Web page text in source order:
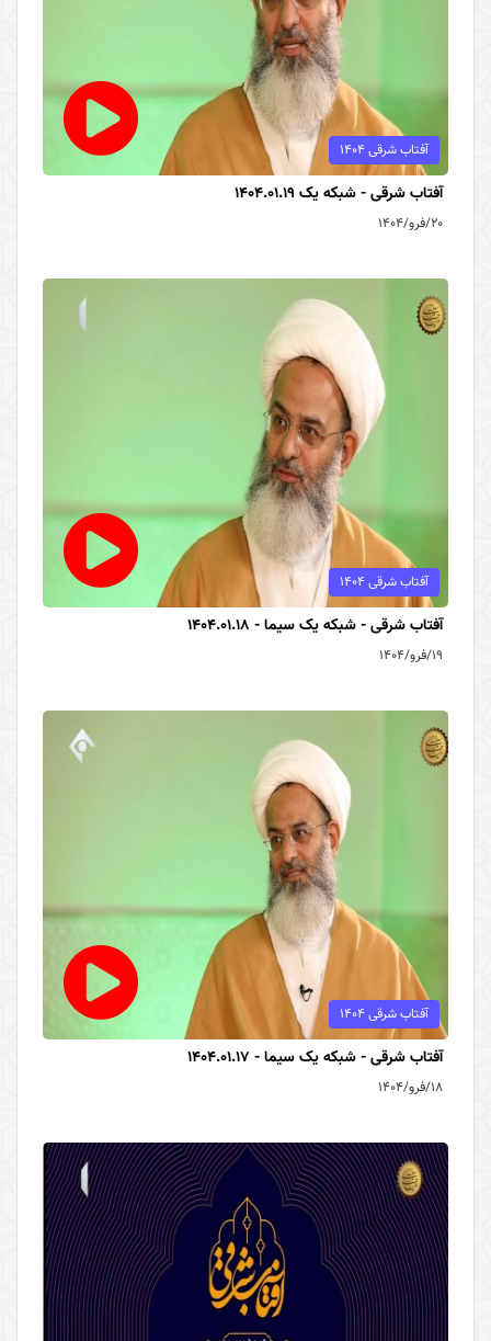
آفتاب شرقی 1404
آفتاب شرقی - شبکه یک 1404.01.19
۲۰/فرو/۱۴۰۴
آفتاب شرقی 1404
آفتاب شرقی - شبکه یک سیما - 1404.01.18
۱۹/فرو/۱۴۰۴
آفتاب شرقی 1404
آفتاب شرقی - شبکه یک سیما - 1404.01.17
۱۸/فرو/۱۴۰۴